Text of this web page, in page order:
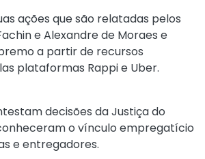
ações que são relatadas pelos
e Alexandre de Moraes e
a partir de recursos
plataformas Rappi e Uber.
decisões da Justiça do
o vínculo empregatício
e entregadores.